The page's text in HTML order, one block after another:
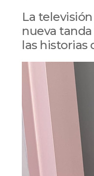
La
nueva
las historias